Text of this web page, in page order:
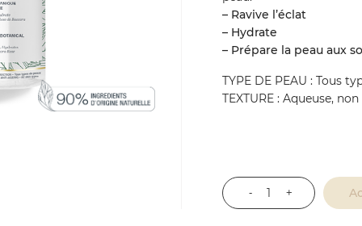
– Ravive l’éclat
– Hydrate
– Prépare la peau aux
TYPE DE PEAU : Tous
TEXTURE : Aqueuse,
quantité
de